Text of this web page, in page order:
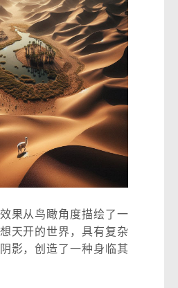
果从鸟瞰角度描绘了一
天开的世界，具有复杂
影，创造了一种身临其